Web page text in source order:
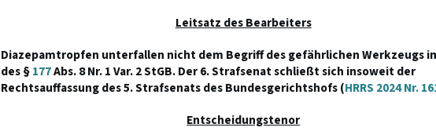
Leitsatz des Bearbeiters
Diazepamtropfen unterfallen nicht dem Begriff des gefährlichen Werkzeugs
des §177Abs. 8 Nr. 1 Var. 2 StGB. Der 6. Strafsenat schließt sich insoweit der
Rechtsauffassung des 5. Strafsenats des Bundesgerichtshofs (HRRS 2024 Nr.
Entscheidungstenor